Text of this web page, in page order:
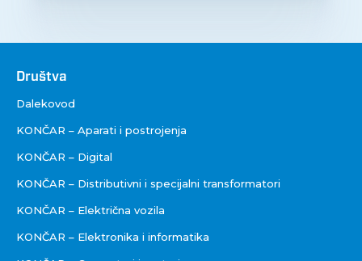
Društva
Društva
Dalekovod
KONČAR – Aparati i postrojenja
KONČAR – Digital
KONČAR – Distributivni i specijalni transformatori
KONČAR – Električna vozila
KONČAR – Elektronika i informatika